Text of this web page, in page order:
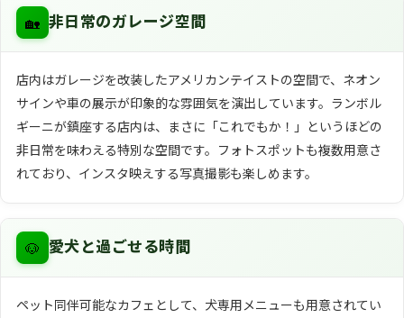
🏡 非日常のガレージ空間
店内はガレージを改装したアメリカンテイストの空間で、ネオン
サインや車の展示が印象的な雰囲気を演出しています。ランボル
ギーニが鎮座する店内は、まさに「これでもか！」というほどの
非日常を味わえる特別な空間です。フォトスポットも複数用意さ
れており、インスタ映えする写真撮影も楽しめます。
🐶 愛犬と過ごせる時間
ペット同伴可能なカフェとして、犬専用メニューも用意されてい